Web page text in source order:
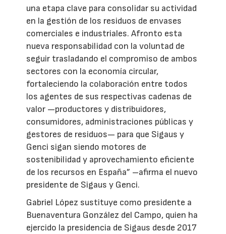
una etapa clave para consolidar su actividad
en la gestión de los residuos de envases
comerciales e industriales. Afronto esta
nueva responsabilidad con la voluntad de
seguir trasladando el compromiso de ambos
sectores con la economía circular,
fortaleciendo la colaboración entre todos
los agentes de sus respectivas cadenas de
valor —productores y distribuidores,
consumidores, administraciones públicas y
gestores de residuos— para que Sigaus y
Genci sigan siendo motores de
sostenibilidad y aprovechamiento eficiente
de los recursos en España” –afirma el nuevo
presidente de Sigaus y Genci.
Gabriel López sustituye como presidente a
Buenaventura González del Campo, quien ha
ejercido la presidencia de Sigaus desde 2017